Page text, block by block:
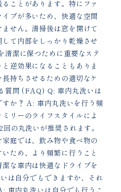
ことがあります。特にファ
ブが多いため、快適な空間
せん。清掃後は窓を開けて
て内部をしっかり乾燥させ
清潔に保つために重要なステ
逆効果になることもありま
持ちさせるための適切なケ
質問 (FAQ) Q: 車内丸洗いは
か？ A: 車内丸洗いを行う頻
リーのライフスタイルによ
の丸洗いが推奨されます。
庭では、飲み物や食べ物の
ため、より頻繁に行うこと
な車内は快適なドライブを
は自分でもできますか、それ
車内丸洗いは自分でも行うこ